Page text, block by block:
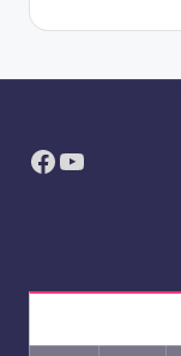
Facebook
YouTube